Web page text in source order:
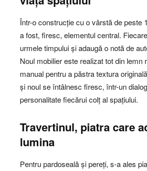
Într-o construcție cu o vârstă de peste
a fost, firesc, elementul central.
urmele timpului și adaugă o notă de
Noul mobilier este realizat tot din lemn
manual pentru a păstra textura
și noul se întâlnesc firesc, într-un
personalitate fiecărui colț al spațiului.
Travertinul, piatra care
lumina
Pentru pardoseală și pereți, s-a ales